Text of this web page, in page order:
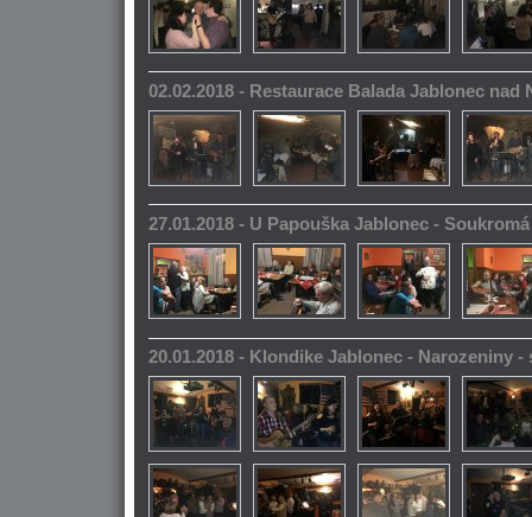
02.02.2018 - Restaurace Balada Jablonec nad
27.01.2018 - U Papouška Jablonec -
20.01.2018 - Klondike Jablonec - Narozeniny -